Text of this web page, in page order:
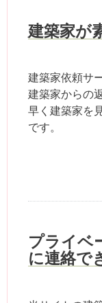
建築家が
建築家依頼サ
建築家からの
早く建築家を
です。
プライベ
に連絡で